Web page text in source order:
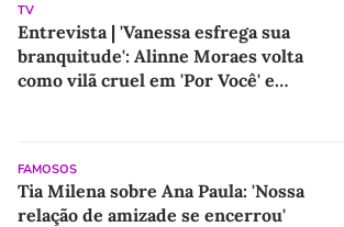
TV
Entrevista | 'Vanessa esfrega sua
branquitude': Alinne Moraes volta
como vilã cruel em 'Por Você' e
FAMOSOS
Tia Milena sobre Ana Paula: 'Nossa
relação de amizade se encerrou'